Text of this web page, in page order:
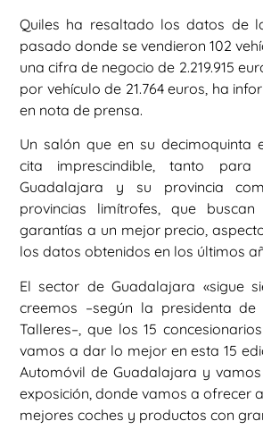
Quiles ha resaltado los datos de
pasado donde se vendieron 102
una cifra de negocio de 2.219.915
por vehículo de 21.764 euros, ha
en nota de prensa.
Un salón que en su decimoquinta
cita imprescindible, tanto
Guadalajara y su provincia
provincias limítrofes, que
garantías a un mejor precio,
los datos obtenidos en los últimos
El sector de Guadalajara «sigue
creemos –según la presidenta
Talleres–, que los 15
vamos a dar lo mejor en esta 15
Automóvil de Guadalajara y
exposición, donde vamos a ofrecer
mejores coches y productos con